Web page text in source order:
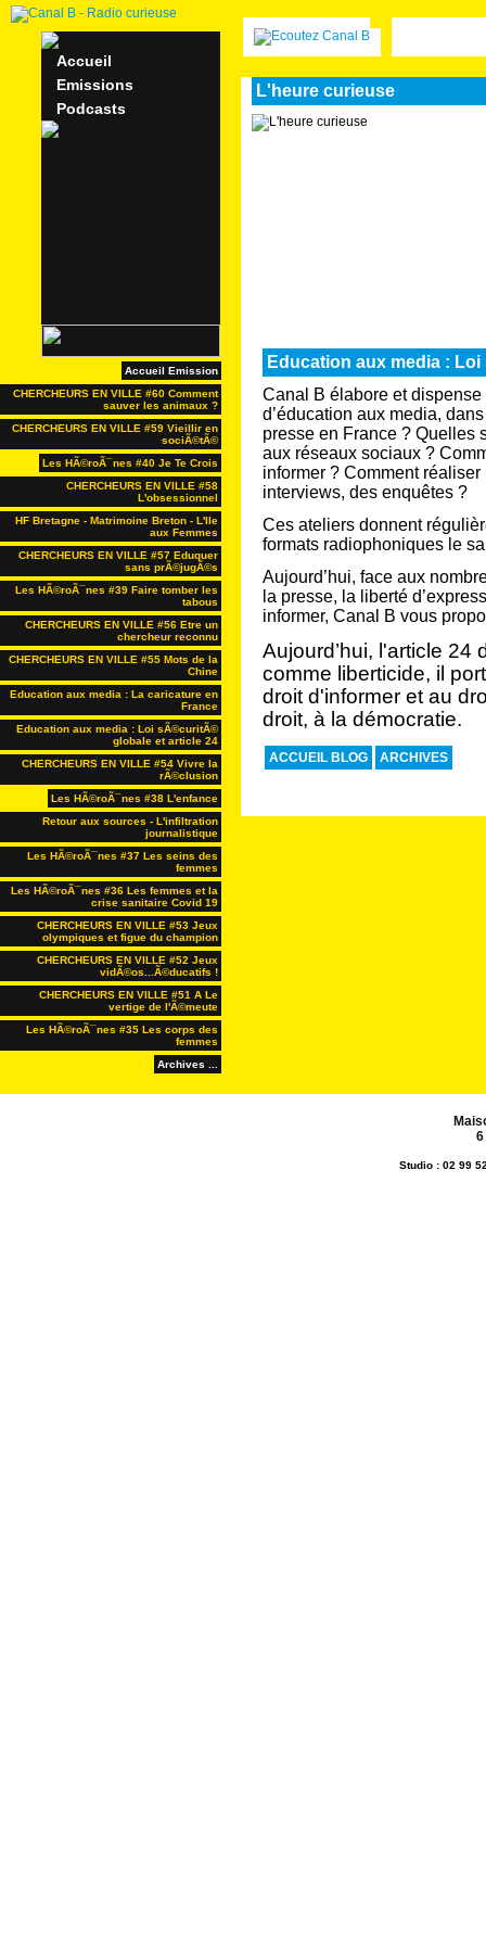
Accueil
Emissions
Podcasts
Accueil Emission
CHERCHEURS EN VILLE #60 Comment
sauver les animaux ?
CHERCHEURS EN VILLE #59 Vieillir en
sociÃ©tÃ©
Les HÃ©roÃ¯nes #40 Je Te Crois
CHERCHEURS EN VILLE #58
L'obsessionnel
HF Bretagne - Matrimoine Breton - L'Ile
aux Femmes
CHERCHEURS EN VILLE #57 Eduquer
sans prÃ©jugÃ©s
Les HÃ©roÃ¯nes #39 Faire tomber les
tabous
CHERCHEURS EN VILLE #56 Etre un
chercheur reconnu
CHERCHEURS EN VILLE #55 Mots de la
Chine
Education aux media : La caricature en
France
Education aux media : Loi sÃ©curitÃ©
globale et article 24
CHERCHEURS EN VILLE #54 Vivre la
rÃ©clusion
Les HÃ©roÃ¯nes #38 L'enfance
Retour aux sources - L'infiltration
journalistique
Les HÃ©roÃ¯nes #37 Les seins des
femmes
Les HÃ©roÃ¯nes #36 Les femmes et la
crise sanitaire Covid 19
CHERCHEURS EN VILLE #53 Jeux
olympiques et figue du champion
CHERCHEURS EN VILLE #52 Jeux
vidÃ©os...Ã©ducatifs !
CHERCHEURS EN VILLE #51 A Le
vertige de l'Ã©meute
Les HÃ©roÃ¯nes #35 Les corps des
femmes
Archives ...
L'heure curieuse
Education aux media :
Canal B élabore et
d’éducation aux media,
presse en France ? Quelles
aux réseaux sociaux ?
informer ? Comment
interviews, des enquêtes ?
Ces ateliers donnent
formats radiophoniques le
Aujourd’hui, face aux
la presse, la liberté
informer, Canal B vous
Aujourd’hui, l'article 24
comme liberticide, il
droit d'informer et au
droit, à la démocratie.
ACCUEIL BLOG ARCHIVES
Studio : 02 99